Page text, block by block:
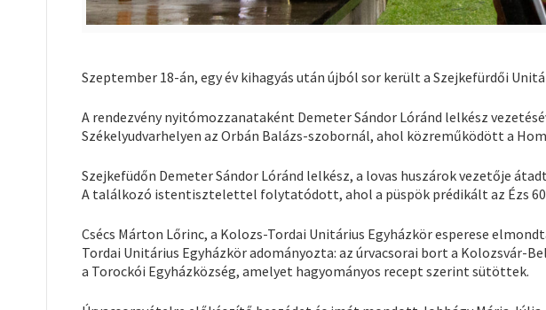
Szeptember 18-án, egy év kihagyás után újból sor került a Szejkefürdői
A rendezvény nyitómozzanataként Demeter Sándor Lóránd lelkész
Székelyudvarhelyen az Orbán Balázs-szobornál, ahol közreműködött a
Szejkefüdőn Demeter Sándor Lóránd lelkész, a lovas huszárok vezetője
A találkozó istentisztelettel folytatódott, ahol a püspök prédikált az Ézs
Csécs Márton Lőrinc, a Kolozs-Tordai Unitárius Egyházkör esperese
Tordai Unitárius Egyházkör adományozta: az úrvacsorai bort a Kolozsvár-
a Torockói Egyházközség, amelyet hagyományos recept szerint sütöttek.